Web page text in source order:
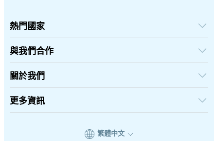
熱門國家
美國
英國
土耳其
泰國
日本
義大利
印度
與我們合作
批發平台
推薦及賺取
聯盟計劃
關於我們
關於iRoamly
聯絡我們
更多資訊
支援中心
繁體中文